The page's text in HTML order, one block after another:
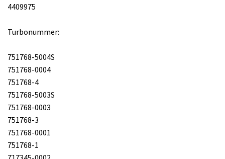
4409975
Turbonummer:
751768-5004S
751768-0004
751768-4
751768-5003S
751768-0003
751768-3
751768-0001
751768-1